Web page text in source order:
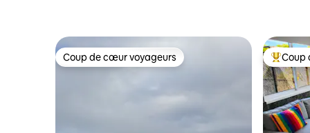
Coup de cœur voyageurs
Coup de cœur voyageurs Coups
Coup